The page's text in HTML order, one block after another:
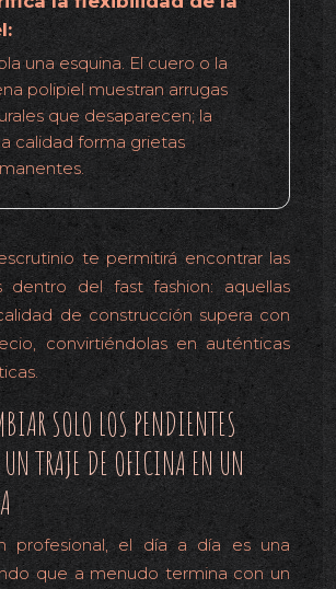
una esquina. El cuero o la
polipiel muestran arrugas
que desaparecen; la
calidad forma grietas
te permitirá encontrar las
dentro del fast fashion: aquellas
de construcción supera con
convirtiéndolas en auténticas
SOLO LOS PENDIENTES
TRAJE DE OFICINA EN UN
profesional, el día a día es una
que a menudo termina con un